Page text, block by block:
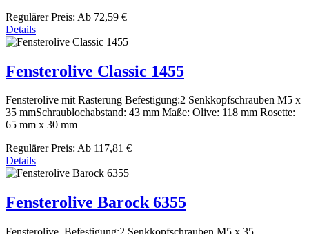
Regulärer Preis: Ab 72,59 €
Details
Fensterolive Classic 1455
Fensterolive mit Rasterung Befestigung:2 Senkkopfschrauben M5 x
35 mmSchraublochabstand: 43 mm Maße: Olive: 118 mm Rosette:
65 mm x 30 mm
Regulärer Preis: Ab 117,81 €
Details
Fensterolive Barock 6355